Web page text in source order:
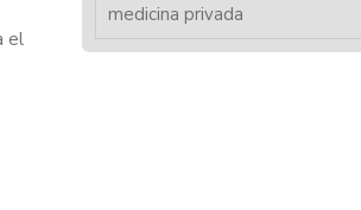
el
medicina privada